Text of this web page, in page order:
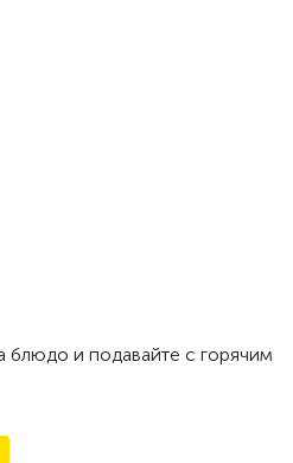
блюдо и подавайте с горячим